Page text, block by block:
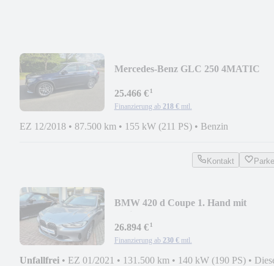
Mercedes-Benz GLC 250 4MATIC
25.466 €¹
Finanzierung ab 218 € mtl.
EZ 12/2018 • 87.500 km • 155 kW (211 PS) • Benzin
Kontakt
BMW 420 d Coupe 1. Hand mit
26.894 €¹
Finanzierung ab 230 € mtl.
Unfallfrei • EZ 01/2021 • 131.500 km • 140 kW (190 PS) •